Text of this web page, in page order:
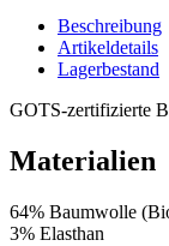
Beschreibung
Artikeldetails
Lagerbestand
GOTS-zertifizierte
Materialien
64% Baumwolle
3% Elasthan